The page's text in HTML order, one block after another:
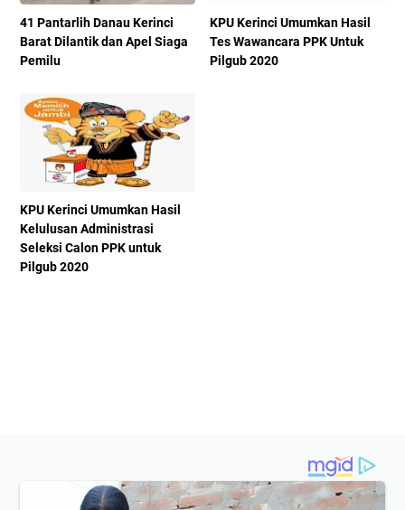
41 Pantarlih Danau Kerinci
Barat Dilantik dan Apel Siaga
Pemilu
KPU Kerinci Umumkan Hasil
Tes Wawancara PPK Untuk
Pilgub 2020
KPU Kerinci Umumkan Hasil
Kelulusan Administrasi
Seleksi Calon PPK untuk
Pilgub 2020